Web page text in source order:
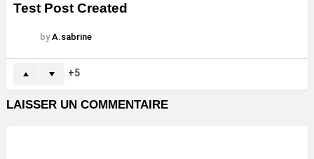
Test Post Created
by A.sabrine
5
LAISSER UN COMMENTAIRE